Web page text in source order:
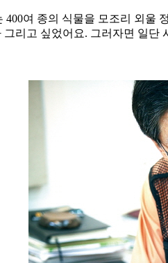
여 종의 식물을 모조리 외
리고 싶었어요. 그러자면 일단